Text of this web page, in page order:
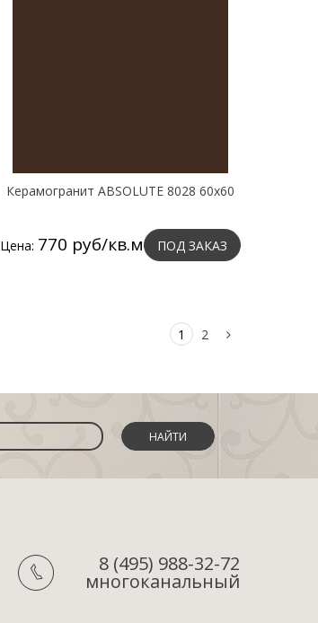
Керамогранит ABSOLUTE 8028 60х60
Цена: 770 руб/кв.м ПОД ЗАКАЗ
1 2
НАЙТИ
8 (495) 988-32-72
многоканальный